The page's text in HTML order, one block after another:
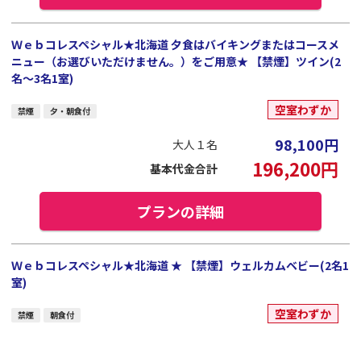
Ｗｅｂコレスペシャル★北海道 夕食はバイキングまたはコースメ
ニュー（お選びいただけません。）をご用意★ 【禁煙】ツイン(2
名～3名1室)
禁煙 夕・朝食付 空室わずか
大人１名 98,100円
基本代金合計 196,200円
プランの詳細
Ｗｅｂコレスペシャル★北海道 ★ 【禁煙】ウェルカムベビー(2名1
室)
禁煙 朝食付 空室わずか